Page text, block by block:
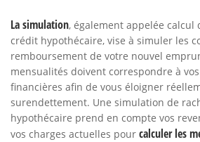
La simulation, également appelée calcul
crédit hypothécaire, vise à simuler les
remboursement de votre nouvel
mensualités doivent correspondre à
financières afin de vous éloigner
surendettement. Une simulation de
hypothécaire prend en compte vos
vos charges actuelles pour calculer les